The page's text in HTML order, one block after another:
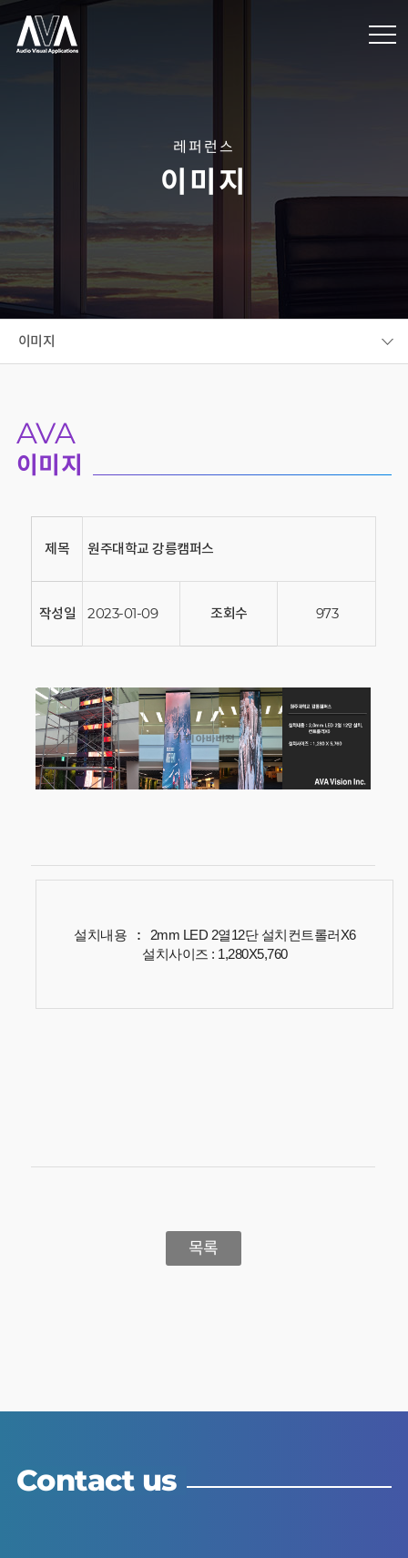
레퍼런스
이미지
이미지
AVA
이미지
제목 원주대학교 강릉캠퍼스
작성일 2023-01-09 조회수 973
설치내용 : 2mm LED 2열12단 설치컨트롤러X6
설치사이즈 : 1,280X5,760
목록
Contact us